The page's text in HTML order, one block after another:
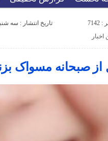
تاریخ انتشار : سه شنبه ۲۷ آذر ۱۴۰۳ -
اخبار
از صبحانه مسواک